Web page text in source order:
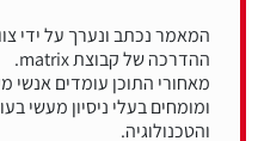
המאמר נכתב ונערך על ידי
מאחורי התוכן עומדים אנשי
ומומחים בעלי ניסיון מעשי